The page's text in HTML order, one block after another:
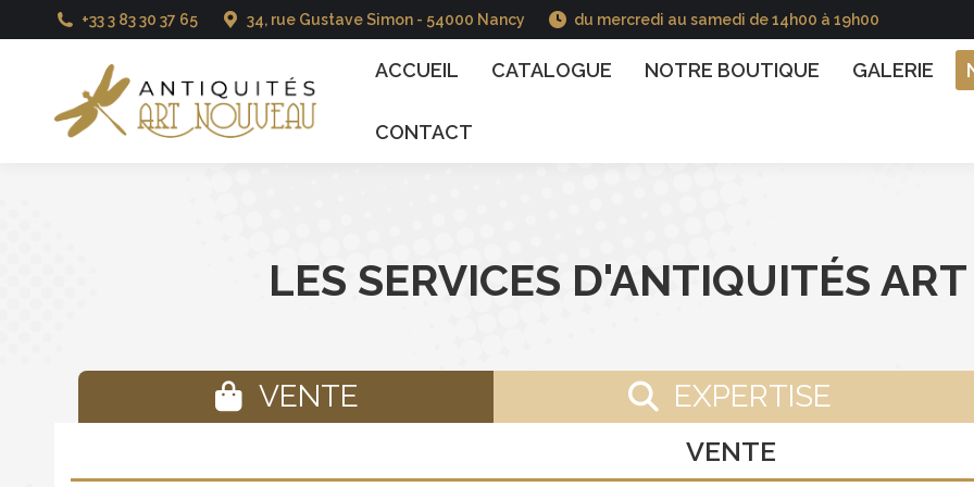
+33 3 83 30 37 65 34, rue Gustave Simon - 54000 Nancy du mercredi au samedi de 14h00 à 19h00
ACCUEIL CATALOGUE NOTRE BOUTIQUE GALERIE
CONTACT
LES SERVICES D'ANTIQUITÉS
VENTE EXPERTISE
VENTE
ACCUEIL CATALOGUE NOTRE BOUTIQUE GALERIE NOS